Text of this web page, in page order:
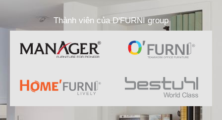
Thành viên của D'FURNI group